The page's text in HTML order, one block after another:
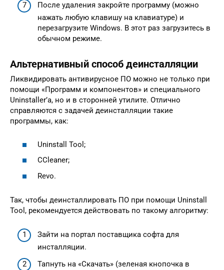
После удаления закройте программу (можно
нажать любую клавишу на клавиатуре) и
перезагрузите Windows. В этот раз загрузитесь в
обычном режиме.
Альтернативный способ деинсталляции
Ликвидировать антивирусное ПО можно не только при
помощи «Программ и компонентов» и специального
Uninstaller’а, но и в сторонней утилите. Отлично
справляются с задачей деинсталляции такие
программы, как:
Uninstall Tool;
CCleaner;
Revo.
Так, чтобы деинсталлировать ПО при помощи Uninstall
Tool, рекомендуется действовать по такому алгоритму:
Зайти на портал поставщика софта для
инсталляции.
Тапнуть на «Скачать» (зеленая кнопочка в